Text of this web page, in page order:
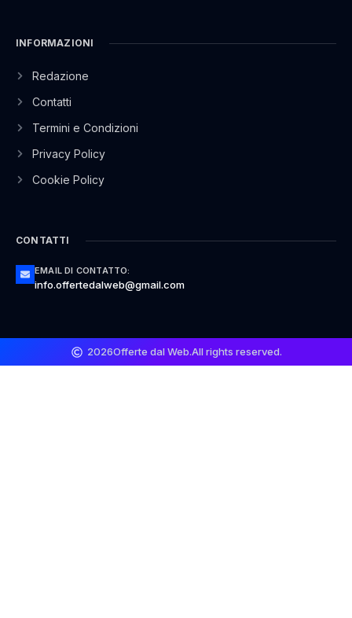
INFORMAZIONI
Redazione
Contatti
Termini e Condizioni
Privacy Policy
Cookie Policy
CONTATTI
EMAIL DI CONTATTO:
info.offertedalweb@gmail.com
2026Offerte dal Web.All rights reserved.